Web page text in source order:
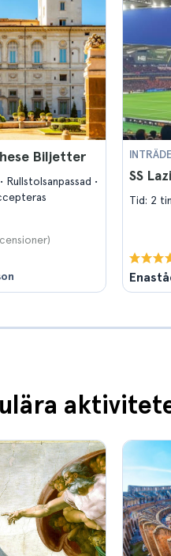
Biljetter
Rullstolsanpassad
SS
Tid: 2